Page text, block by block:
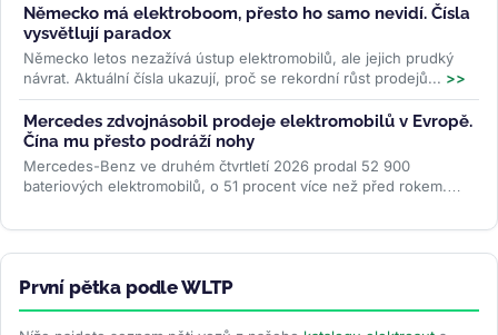
Německo má elektroboom, přesto ho samo nevidí. Čísla
vysvětlují paradox
Německo letos nezažívá ústup elektromobilů, ale jejich prudký
návrat. Aktuální čísla ukazují, proč se rekordní růst prodejů... >>
Mercedes zdvojnásobil prodeje elektromobilů v Evropě.
Čína mu přesto podráží nohy
Mercedes-Benz ve druhém čtvrtletí 2026 prodal 52 900
bateriových elektromobilů, o 51 procent více než před rokem.
První pětka podle WLTP